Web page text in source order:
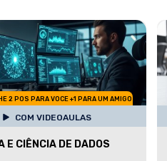
2 POS PARA VOCE +1 PARA UM AMIGO
COM VIDEOAULAS
E CIÊNCIA DE DADOS